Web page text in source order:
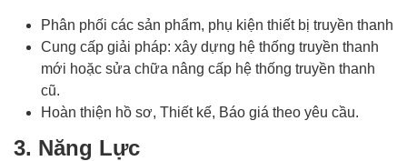
Phân phối các sản phẩm, phụ kiện thiết bị truyền thanh
Cung cấp giải pháp: xây dựng hệ thống truyền thanh
mới hoặc sửa chữa nâng cấp hệ thống truyền thanh
cũ.
Hoàn thiện hồ sơ, Thiết kế, Báo giá theo yêu cầu.
3. Năng Lực